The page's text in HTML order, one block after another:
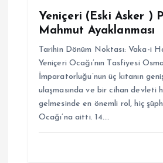
Yeniçeri (Eski Asker )
Mahmut Ayaklanması
Tarihin Dönüm Noktası: Vaka-i
Yeniçeri Ocağı’nın Tasfiyesi
İmparatorluğu’nun üç kıtanın
ulaşmasında ve bir cihan devleti
gelmesinde en önemli rol, hiç
Ocağı’na aitti. 14.…